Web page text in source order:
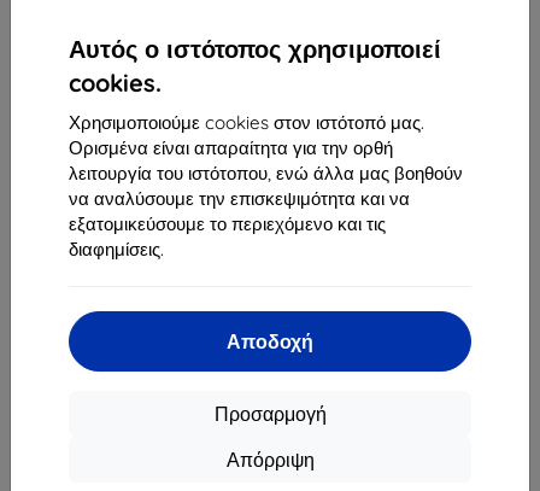
Αυτός ο ιστότοπος χρησιμοποιεί
cookies.
Χρησιμοποιούμε cookies στον ιστότοπό μας.
Ορισμένα είναι απαραίτητα για την ορθή
λειτουργία του ιστότοπου, ενώ άλλα μας βοηθούν
να αναλύσουμε την επισκεψιμότητα και να
εξατομικεύσουμε το περιεχόμενο και τις
διαφημίσεις.
Αποδοχή
Προσαρμογή
Απόρριψη
Δευτέρα έως Παρασκευή:
Online8:00 - 16:00
Σάββατο και Κυριακή:
Offline
Αγορές
Ιστολόγιο
Επιστροφή χρημάτων